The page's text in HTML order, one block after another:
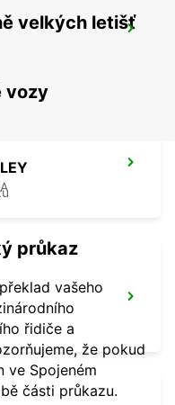
velkých letišť
vozy
průkaz
vašeho
řidiče a
že pokud
ve Spojeném
části průkazu.